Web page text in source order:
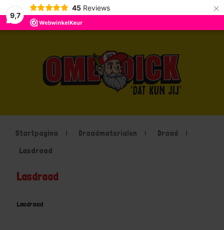
9,7
45 Reviews ×
Startpagina Draadmaterialen
Draad
Lasdraad
Lasdraad
Lasdraad